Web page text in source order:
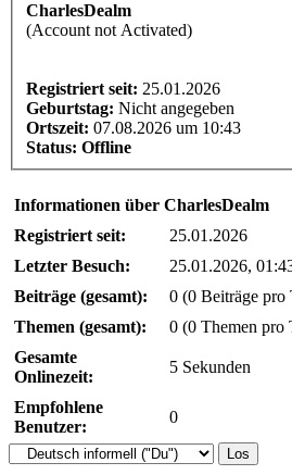
CharlesDealm
(Account not Activated)
Registriert seit: 25.01.2026
Geburtstag: Nicht angegeben
Ortszeit: 07.08.2026 um 10:43
Status: Offline
Informationen über CharlesDealm
Registriert seit:
25.01.2026
Letzter Besuch:
25.01.2026,
Beiträge (gesamt):
0 (0 Beiträge pro
Themen (gesamt):
0 (0 Themen pro
Gesamte
Onlinezeit:
5 Sekunden
Empfohlene
Benutzer:
0